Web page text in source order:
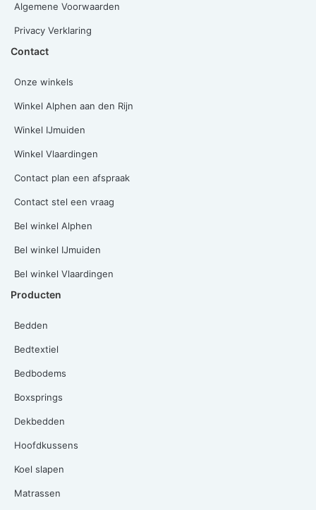
Algemene Voorwaarden
Privacy Verklaring
Contact
Onze winkels
Winkel Alphen aan den Rijn
Winkel IJmuiden
Winkel Vlaardingen
Contact plan een afspraak
Contact stel een vraag
Bel winkel Alphen
Bel winkel IJmuiden
Bel winkel Vlaardingen
Producten
Bedden
Bedtextiel
Bedbodems
Boxsprings
Dekbedden
Hoofdkussens
Koel slapen
Matrassen